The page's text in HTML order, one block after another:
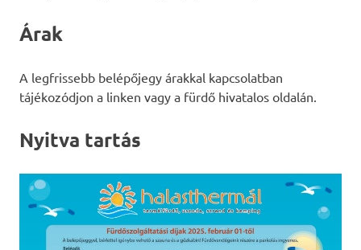
Árak
A legfrissebb belépőjegy árakkal kapcsolatban
tájékozódjon a linken vagy a fürdő hivatalos oldalán.
Nyitva tartás